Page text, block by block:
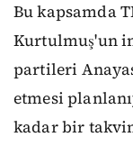
Bu kapsamda
Kurtulmuş'un
partileri
etmesi
kadar bir